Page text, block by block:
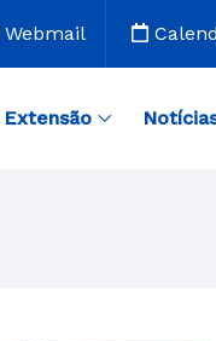
Webmail
Extensão